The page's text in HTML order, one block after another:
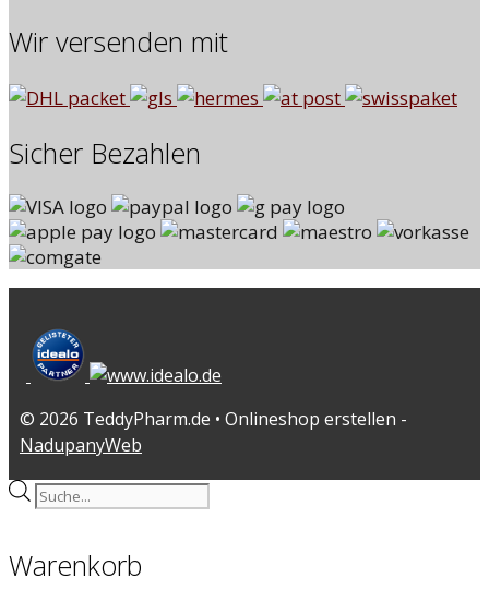
Wir versenden mit
Sicher Bezahlen
© 2026 TeddyPharm.de • Onlineshop erstellen -
NadupanyWeb
Products
Warenkorb